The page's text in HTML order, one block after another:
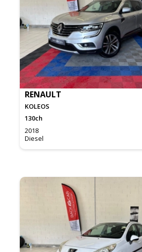
RENAULT
KOLEOS
130ch
2018
Diesel